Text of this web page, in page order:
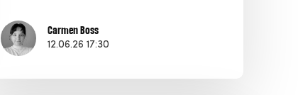
Carmen Boss
12.06.26 17:30